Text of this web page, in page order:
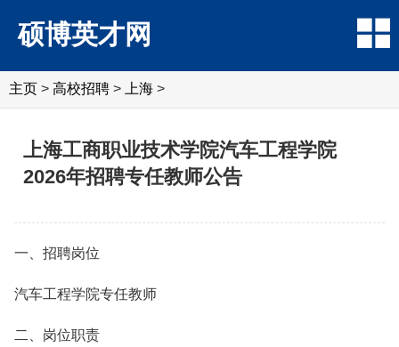
硕博英才网
主页 > 高校招聘 > 上海 >
上海工商职业技术学院汽车工程学院
2026年招聘专任教师公告
一、招聘岗位
汽车工程学院专任教师
二、岗位职责